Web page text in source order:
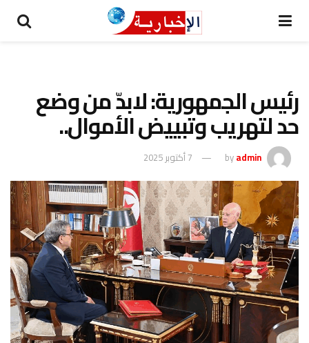
رئيس الجمهورية: لابدّ من وضع
حد لتهريب وتبييض الأموال..
byadmin 7 أكتوبر 2025